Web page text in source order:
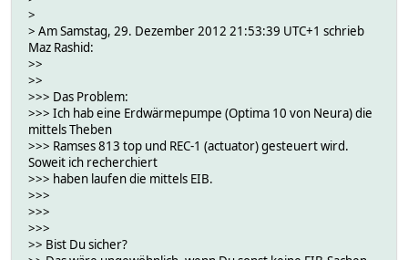
>
> Am Samstag, 29. Dezember 2012 21:53:39 UTC+1 schrieb
Maz Rashid:
>>
>>
>>> Das Problem:
>>> Ich hab eine Erdwärmepumpe (Optima 10 von Neura) die
mittels Theben
>>> Ramses 813 top und REC-1 (actuator) gesteuert wird.
Soweit ich recherchiert
>>> haben laufen die mittels EIB.
>>>
>>>
>>>
>> Bist Du sicher?